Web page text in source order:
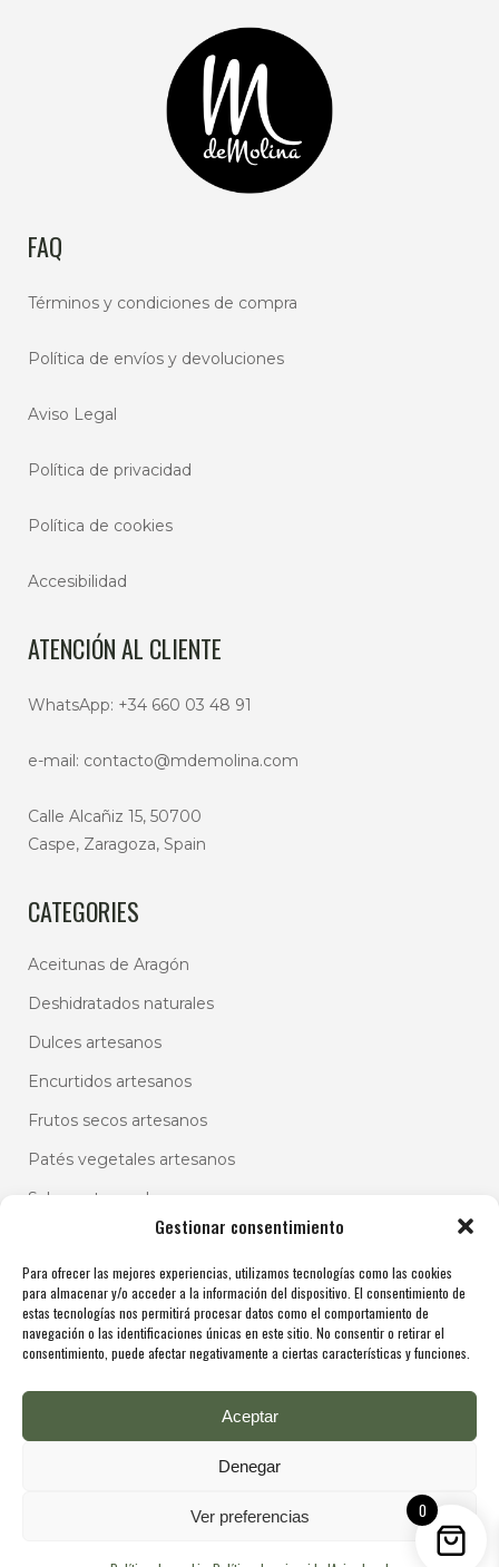
Gestionar consentimiento
Para ofrecer las mejores experiencias, utilizamos tecnologías como las cookies
para almacenar y/o acceder a la información del dispositivo. El consentimiento de
estas tecnologías nos permitirá procesar datos como el comportamiento de
navegación o las identificaciones únicas en este sitio. No consentir o retirar el
consentimiento, puede afectar negativamente a ciertas características y funciones.
Aceptar
Denegar
Ver preferencias
FAQ
Términos y condiciones de compra
Política de envíos y devoluciones
Aviso Legal
Política de privacidad
Política de cookies
Accesibilidad
ATENCIÓN AL CLIENTE
WhatsApp: +34 660 03 48 91
e-mail: contacto@mdemolina.com
Calle Alcañiz 15, 50700
Caspe, Zaragoza, Spain
CATEGORIES
Aceitunas de Aragón
Deshidratados naturales
Dulces artesanos
Encurtidos artesanos
Frutos secos artesanos
Patés vegetales artesanos
Salsas artesanales
Copyright @ De Molina 2025 0